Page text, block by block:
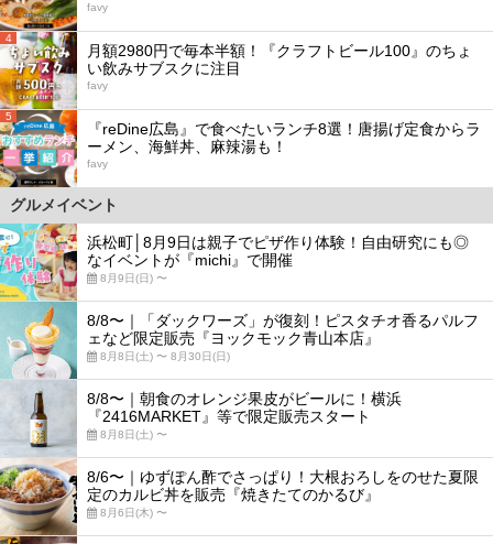
favy
4
月額2980円で毎本半額！『クラフトビール100』のちょ
い飲みサブスクに注目
favy
5
『reDine広島』で食べたいランチ8選！唐揚げ定食からラ
ーメン、海鮮丼、麻辣湯も！
favy
グルメイベント
浜松町│8月9日は親子でピザ作り体験！自由研究にも◎
なイベントが『michi』で開催
8月9日(日) 〜
8/8〜｜「ダックワーズ」が復刻！ピスタチオ香るパルフ
ェなど限定販売『ヨックモック青山本店』
8月8日(土) 〜 8月30日(日)
8/8〜｜朝食のオレンジ果皮がビールに！横浜
『2416MARKET』等で限定販売スタート
8月8日(土) 〜
8/6〜｜ゆずぽん酢でさっぱり！大根おろしをのせた夏限
定のカルビ丼を販売『焼きたてのかるび』
8月6日(木) 〜